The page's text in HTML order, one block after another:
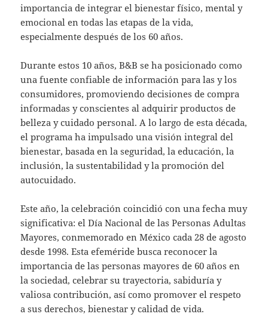
importancia de integrar el bienestar físico, mental y
emocional en todas las etapas de la vida,
especialmente después de los 60 años.
Durante estos 10 años, B&B se ha posicionado como
una fuente confiable de información para las y los
consumidores, promoviendo decisiones de compra
informadas y conscientes al adquirir productos de
belleza y cuidado personal. A lo largo de esta década,
el programa ha impulsado una visión integral del
bienestar, basada en la seguridad, la educación, la
inclusión, la sustentabilidad y la promoción del
autocuidado.
Este año, la celebración coincidió con una fecha muy
significativa: el Día Nacional de las Personas Adultas
Mayores, conmemorado en México cada 28 de agosto
desde 1998. Esta efeméride busca reconocer la
importancia de las personas mayores de 60 años en
la sociedad, celebrar su trayectoria, sabiduría y
valiosa contribución, así como promover el respeto
a sus derechos, bienestar y calidad de vida.